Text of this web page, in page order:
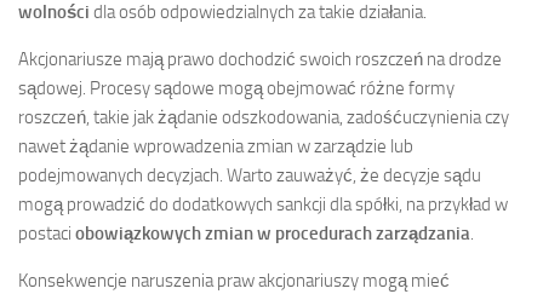
wolności dla osób odpowiedzialnych za takie działania.
Akcjonariusze mają prawo dochodzić swoich roszczeń na drodze
sądowej. Procesy sądowe mogą obejmować różne formy
roszczeń, takie jak żądanie odszkodowania, zadośćuczynienia czy
nawet żądanie wprowadzenia zmian w zarządzie lub
podejmowanych decyzjach. Warto zauważyć, że decyzje sądu
mogą prowadzić do dodatkowych sankcji dla spółki, na przykład w
postaci obowiązkowych zmian w procedurach zarządzania.
Konsekwencje naruszenia praw akcjonariuszy mogą mieć